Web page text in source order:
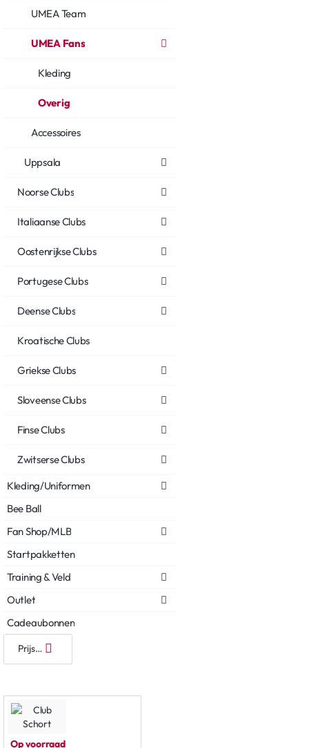
UMEA Team
UMEA Fans
Kleding
Overig
Accessoires
Uppsala
Noorse Clubs
Italiaanse Clubs
Oostenrijkse Clubs
Portugese Clubs
Deense Clubs
Kroatische Clubs
Griekse Clubs
Sloveense Clubs
Finse Clubs
Zwitserse Clubs
Kleding/Uniformen
Bee Ball
Fan Shop/MLB
Startpakketten
Training & Veld
Outlet
Cadeaubonnen
Op voorraad